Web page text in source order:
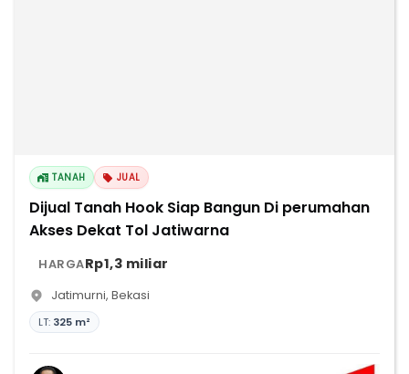
TANAH JUAL
Dijual Tanah Hook Siap Bangun Di perumahan
Akses Dekat Tol Jatiwarna
HARGARp1,3 miliar
Jatimurni, Bekasi
LT: 325 m²